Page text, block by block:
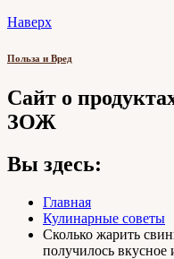
Наверх
Польза и Вред
Сайт о
ЗОЖ
Вы здесь:
Главная
Кулинарные советы
Сколько жарить
получилось вкусное